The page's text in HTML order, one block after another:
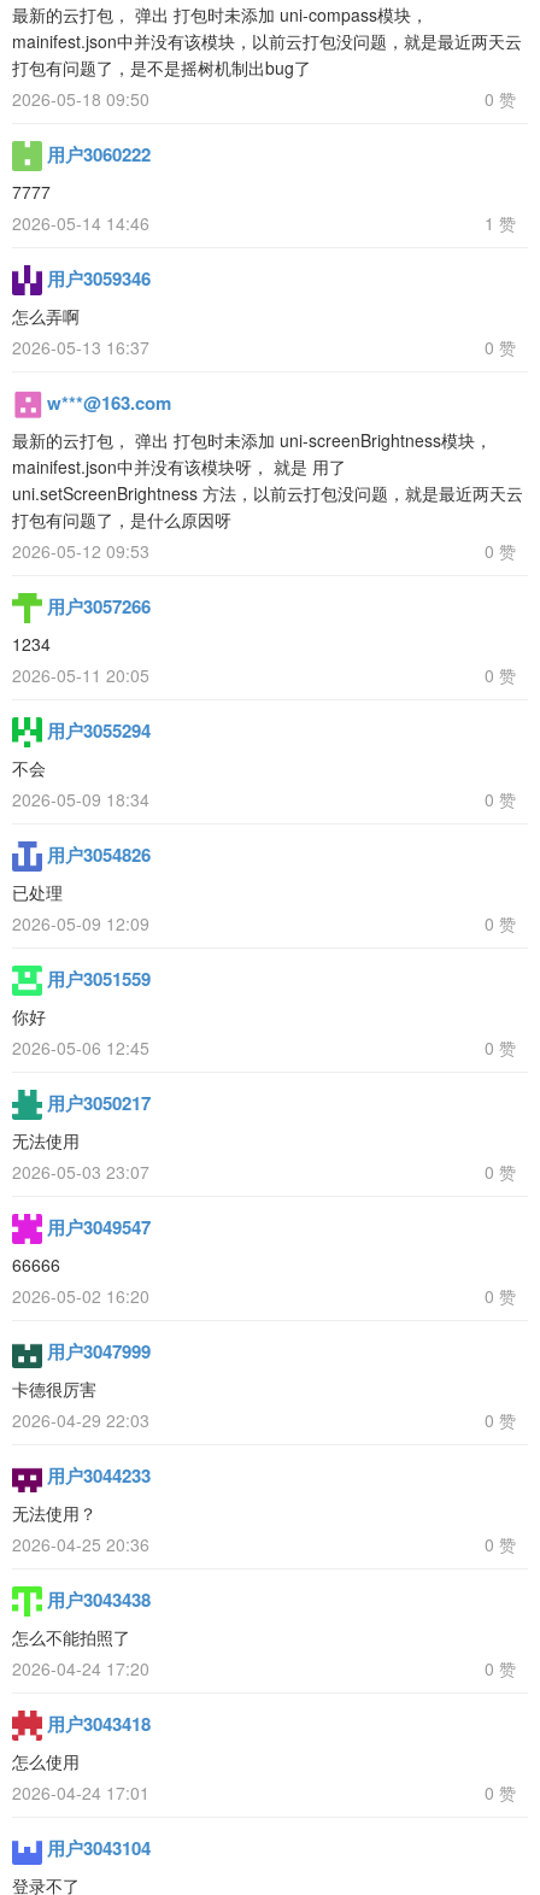
最新的云打包， 弹出 打包时未添加 uni-compass模块，
mainifest.json中并没有该模块，以前云打包没问题，就是最近两天云
打包有问题了，是不是摇树机制出bug了
2026-05-18 09:50
0 赞
用户3060222
7777
2026-05-14 14:46
1 赞
用户3059346
怎么弄啊
2026-05-13 16:37
0 赞
w***@163.com
最新的云打包， 弹出 打包时未添加 uni-screenBrightness模块，
mainifest.json中并没有该模块呀， 就是 用了
uni.setScreenBrightness 方法，以前云打包没问题，就是最近两天云
打包有问题了，是什么原因呀
2026-05-12 09:53
0 赞
用户3057266
1234
2026-05-11 20:05
0 赞
用户3055294
不会
2026-05-09 18:34
0 赞
用户3054826
已处理
2026-05-09 12:09
0 赞
用户3051559
你好
2026-05-06 12:45
0 赞
用户3050217
无法使用
2026-05-03 23:07
0 赞
用户3049547
66666
2026-05-02 16:20
0 赞
用户3047999
卡德很厉害
2026-04-29 22:03
0 赞
用户3044233
无法使用？
2026-04-25 20:36
0 赞
用户3043438
怎么不能拍照了
2026-04-24 17:20
0 赞
用户3043418
怎么使用
2026-04-24 17:01
0 赞
用户3043104
登录不了